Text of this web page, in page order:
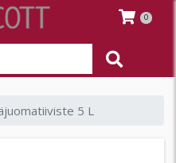
0
5 L